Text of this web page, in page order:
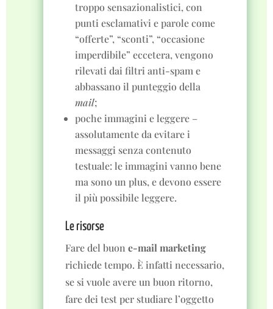
troppo sensazionalistici, con
punti esclamativi e parole come
“offerte”, “sconti”, “occasione
imperdibile” eccetera, vengono
rilevati dai filtri anti-spam e
abbassano il punteggio della
mail;
poche immagini e leggere –
assolutamente da evitare i
messaggi senza contenuto
testuale: le immagini vanno bene
ma sono un plus, e devono essere
il più possibile leggere.
Le risorse
Fare del buone-mail marketing
richiede tempo. È infatti necessario,
se si vuole avere un buon ritorno,
fare dei test per studiare l’oggetto